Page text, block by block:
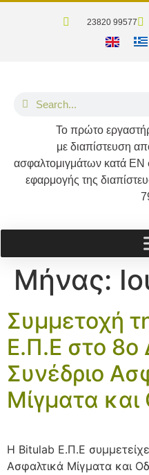
23820 99577
Το πρώτο
με διαπίστευση
ασφαλτομιγμάτων κατά ΕΝ
εφαρμογής της
Μήνας:
Συμμετοχή
Ε.Π.Ε στο 8ο
Συνέδριο
Μίγματα
Η Bitulab Ε.Π.Ε
Ασφαλτικά Μίγματα και